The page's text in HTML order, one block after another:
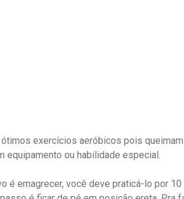
exercícios aeróbicos pois
equipamento ou habilidade especial.
é emagrecer, você deve praticá-lo por